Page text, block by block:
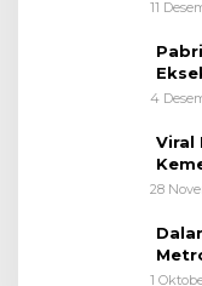
11
4
Viral
28
1